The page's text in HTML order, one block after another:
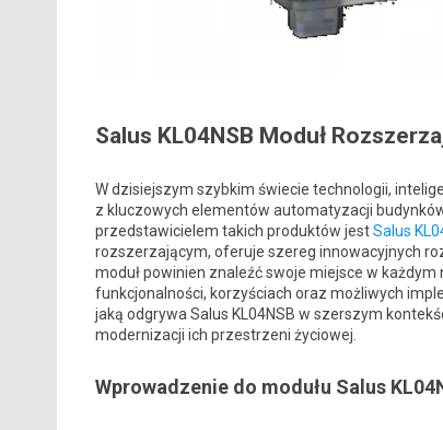
Salus KL04NSB Moduł
W dzisiejszym szybkim świecie technologii,
z kluczowych elementów automatyzacji
przedstawicielem takich produktów jestSalus
rozszerzającym, oferuje szereg innowacyjnych
moduł powinien znaleźć swoje miejsce w
funkcjonalności, korzyściach oraz możliwych
jaką odgrywa Salus KL04NSB w szerszym
modernizacji ich przestrzeni życiowej.
Wprowadzenie do modułu Salus